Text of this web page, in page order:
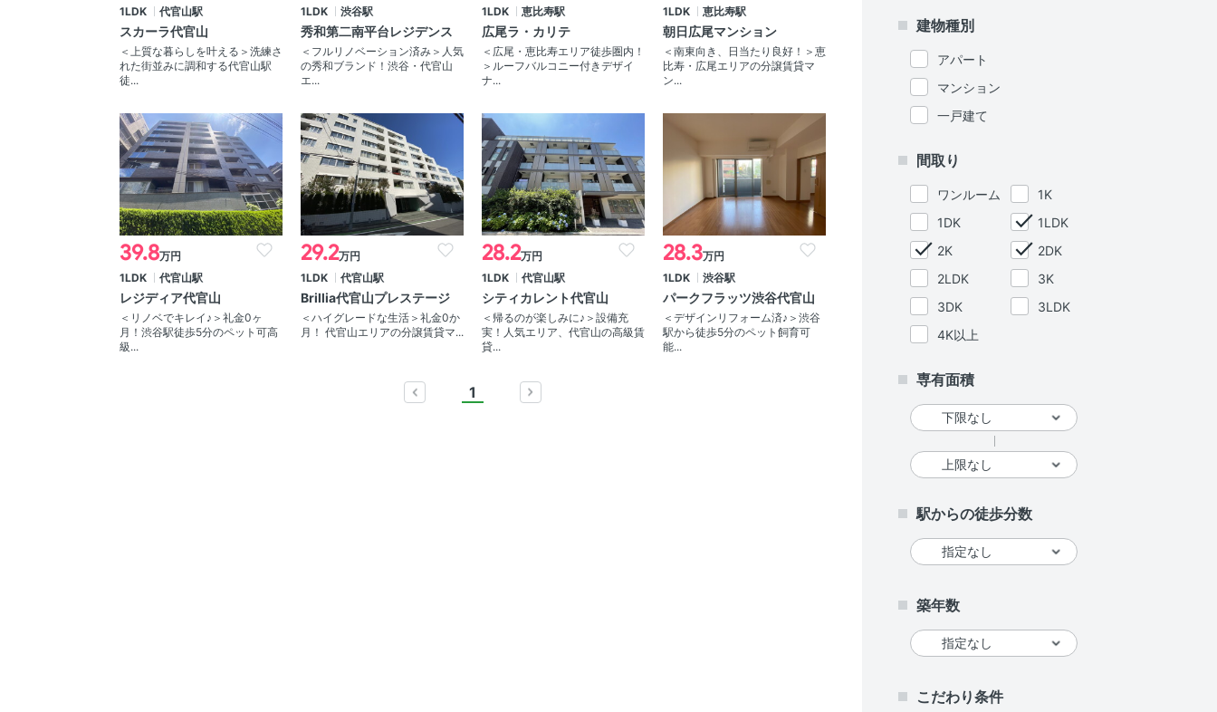
1LDK
代官山駅
スカーラ代官山
＜上質な暮らしを叶える＞洗練さ
れた街並みに調和する代官山駅
徒...
1LDK
渋谷駅
秀和第二南平台レジデンス
＜フルリノベーション済み＞人気
の秀和ブランド！渋谷・代官山
エ...
1LDK
恵比寿駅
広尾ラ・カリテ
＜広尾・恵比寿エリア徒歩圏内！
＞ルーフバルコニー付きデザイ
ナ...
1LDK
恵比寿駅
朝日広尾マンション
＜南東向き、日当たり良好！＞恵
比寿・広尾エリアの分譲賃貸マ
ン...
39.8万円
1LDK
代官山駅
レジディア代官山
＜リノベでキレイ♪＞礼金0ヶ
月！渋谷駅徒歩5分のペット可高
級...
29.2万円
1LDK
代官山駅
Brillia代官山プレステージ
＜ハイグレードな生活＞礼金0か
月！ 代官山エリアの分譲賃貸マ...
28.2万円
1LDK
代官山駅
シティカレント代官山
＜帰るのが楽しみに♪＞設備充
実！人気エリア、代官山の高級賃
貸...
28.3万円
1LDK
渋谷駅
パークフラッツ渋谷代官山
＜デザインリフォーム済♪＞渋谷
駅から徒歩5分のペット飼育可
能...
prev
1
建物種別
アパート
マンション
一戸建て
間取り
ワンルーム
1K
1DK
1LDK
2K
2DK
2LDK
3K
3DK
3LDK
4K以上
専有面積
駅からの徒歩分数
築年数
こだわり条件